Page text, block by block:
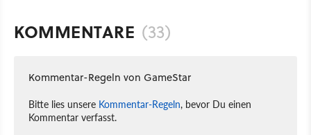
KOMMENTARE (33)
Kommentar-Regeln von GameStar
Bitte lies unsere Kommentar-Regeln, bevor Du einen
Kommentar verfasst.